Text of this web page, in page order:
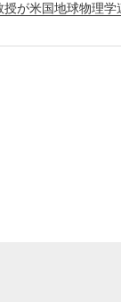
授が米国地球物理